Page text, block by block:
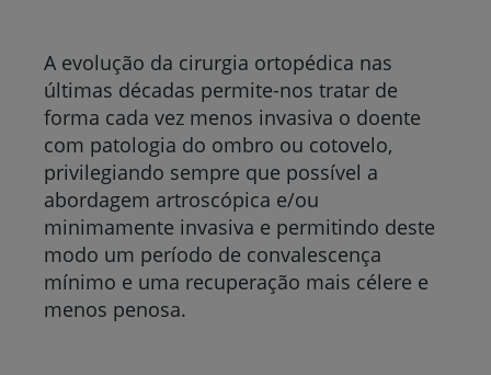
A evolução da cirurgia ortopédica nas
últimas décadas permite-nos tratar de
forma cada vez menos invasiva o doente
com patologia do ombro ou cotovelo,
privilegiando sempre que possível a
abordagem artroscópica e/ou
minimamente invasiva e permitindo deste
modo um período de convalescença
mínimo e uma recuperação mais célere e
menos penosa.